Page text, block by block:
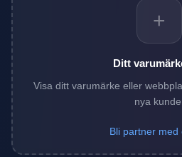
+
Ditt
Visa ditt varumärke eller
nya
Bli partner